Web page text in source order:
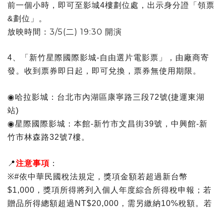
前一個小時，即可至影城4樓劃位處，出示身分證「領票
&劃位」。
放映時間：3/5(二) 19:30 開演
4 、「新竹星際國際影城-自由選片電影票」，由廠商寄
發。收到票券即日起，即可兌換，票券無使用期限。
◉哈拉影城：台北市內湖區康寧路三段72號(捷運東湖
站)
◉星際國際影城：本館-新竹市文昌街39號，中興館-新
竹市林森路32號7樓。
📍注意事項 ：
※#依中華民國稅法規定，獎項金額若超過新台幣
$1,000 ，獎項所得將列入個人年度綜合所得稅申報；若
贈品所得總額超過 NT$20,000 ，需另繳納10%稅額。若